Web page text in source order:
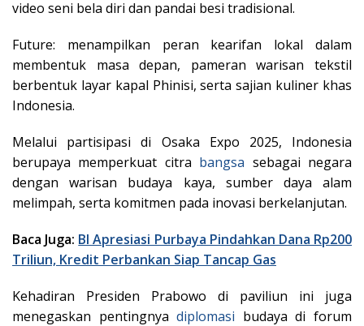
video seni bela diri dan pandai besi tradisional.
Future: menampilkan peran kearifan lokal dalam
membentuk masa depan, pameran warisan tekstil
berbentuk layar kapal Phinisi, serta sajian kuliner khas
Indonesia.
Melalui partisipasi di Osaka Expo 2025, Indonesia
berupaya memperkuat citra bangsa sebagai negara
dengan warisan budaya kaya, sumber daya alam
melimpah, serta komitmen pada inovasi berkelanjutan.
Baca Juga: BI Apresiasi Purbaya Pindahkan Dana Rp200
Triliun, Kredit Perbankan Siap Tancap Gas
Kehadiran Presiden Prabowo di paviliun ini juga
menegaskan pentingnyadiplomasi budaya di forum